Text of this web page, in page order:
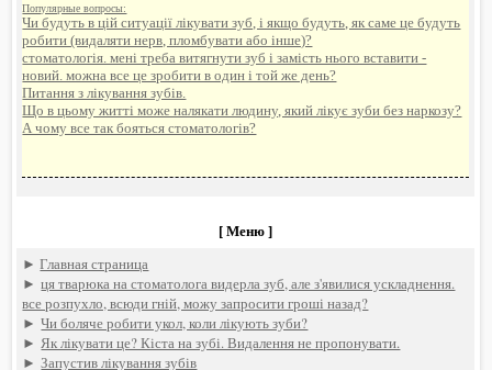
Популярные вопросы:
Чи будуть в цій ситуації лікувати зуб, і якщо будуть, як саме це будуть
робити (видаляти нерв, пломбувати або інше)?
стоматологія. мені треба витягнути зуб і замість нього вставити -
новий. можна все це зробити в один і той же день?
Питання з лікування зубів.
Що в цьому житті може налякати людину, який лікує зуби без наркозу?
А чому все так бояться стоматологів?
[ Меню ]
►Главная страница
►ця тварюка на стоматолога видерла зуб, але з'явилися ускладнення.
все розпухло, всюди гній, можу запросити гроші назад?
►Чи боляче робити укол, коли лікують зуби?
►Як лікувати це? Кіста на зубі. Видалення не пропонувати.
►Запустив лікування зубів